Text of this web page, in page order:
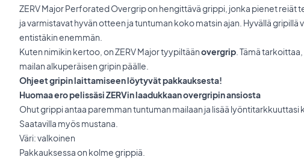
ZERV Major Perforated Overgrip on hengittävä grippi, jonka pienet reiät
ja varmistavat hyvän otteen ja tuntuman koko matsin ajan. Hyvällä gripillä
entistäkin enemmän.
Kuten nimikin kertoo, on ZERV Major tyypiltäänovergrip . Tämä
mailan alkuperäisen gripin päälle.
Ohjeet gripin laittamiseen löytyvät pakkauksesta!
Huomaa ero pelissäsi ZERVin laadukkaan overgripin ansiosta
Ohut grippi antaa paremman tuntuman mailaan ja lisää lyöntitarkkuuttasi
Saatavilla myös mustana.
Väri: valkoinen
Pakkauksessa on kolme grippiä.